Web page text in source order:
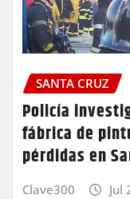
SANTA CRUZ
Policía
fábrica de
pérdidas en
Clave300 Jul